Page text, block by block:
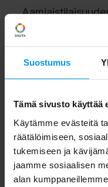
Suostumus
Tämä sivusto käyttää
Käytämme evästeitä
räätälöimiseen,
tukemiseen ja
jaamme sosiaalisen
alan
ja mielenkiintoisten
keskustelujen
sekä aamun
Juha-Pekka
Markus Ala-
toimitusjohtaja
SuomiAreena-